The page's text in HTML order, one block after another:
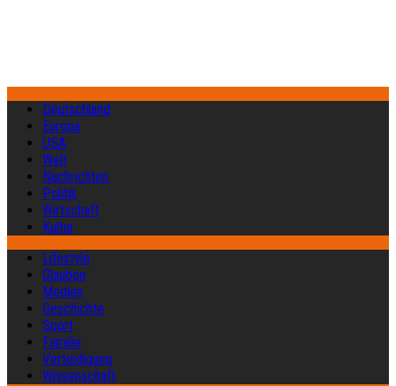
Deutschland
Europa
USA
Welt
Nachrichten
Politik
Wirtschaft
Kultur
Lifestyle
Glauben
Medien
Geschichte
Sport
Familie
Verteidigung
Wissenschaft